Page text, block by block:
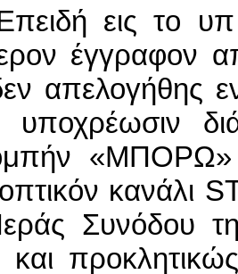
εις το
έγγραφον
απελογήθης
υποχρέωσιν
«ΜΠΟΡΩ»
κανάλι
Συνόδου
και